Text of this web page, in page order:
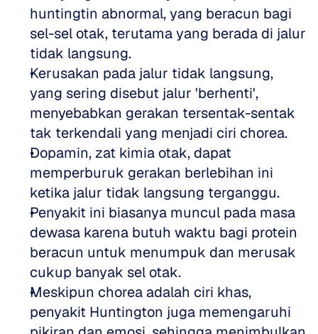
huntingtin abnormal, yang beracun bagi
sel-sel otak, terutama yang berada di jalur
tidak langsung.
Kerusakan pada jalur tidak langsung,
yang sering disebut jalur 'berhenti',
menyebabkan gerakan tersentak-sentak
tak terkendali yang menjadi ciri chorea.
Dopamin, zat kimia otak, dapat
memperburuk gerakan berlebihan ini
ketika jalur tidak langsung terganggu.
Penyakit ini biasanya muncul pada masa
dewasa karena butuh waktu bagi protein
beracun untuk menumpuk dan merusak
cukup banyak sel otak.
Meskipun chorea adalah ciri khas,
penyakit Huntington juga memengaruhi